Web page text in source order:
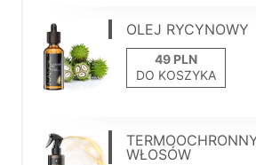
OLEJ RYCYNOWY
DO KOSZYKA
WŁOSÓW